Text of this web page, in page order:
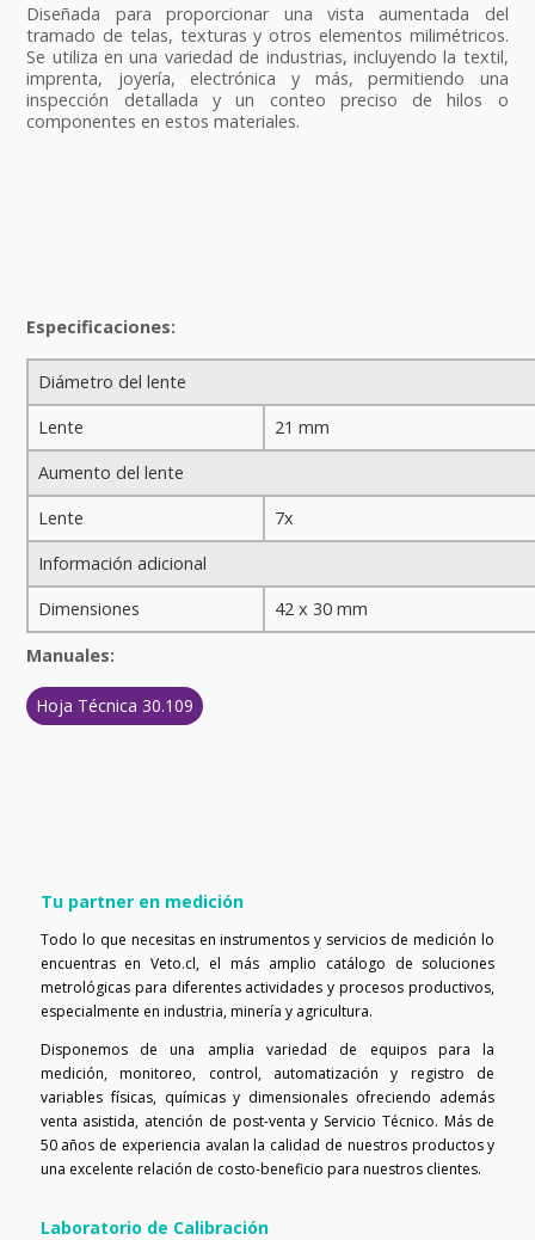
Diseñada para proporcionar una vista aumentada del
tramado de telas, texturas y otros elementos milimétricos.
Se utiliza en una variedad de industrias, incluyendo la textil,
imprenta, joyería, electrónica y más, permitiendo una
inspección detallada y un conteo preciso de hilos o
componentes en estos materiales.
Especificaciones:
Diámetro del lente
Lente
21 mm
Aumento del lente
Lente
7x
Información adicional
Dimensiones
42 x 30 mm
Manuales:
Hoja Técnica 30.109
Tu partner en medición
Todo lo que necesitas en instrumentos y servicios de medición lo
encuentras en Veto.cl, el más amplio catálogo de soluciones
metrológicas para diferentes actividades y procesos productivos,
especialmente en industria, minería y agricultura.
Disponemos de una amplia variedad de equipos para la
medición, monitoreo, control, automatización y registro de
variables físicas, químicas y dimensionales ofreciendo además
venta asistida, atención de post-venta y Servicio Técnico. Más de
50 años de experiencia avalan la calidad de nuestros productos y
una excelente relación de costo-beneficio para nuestros clientes.
Laboratorio de Calibración